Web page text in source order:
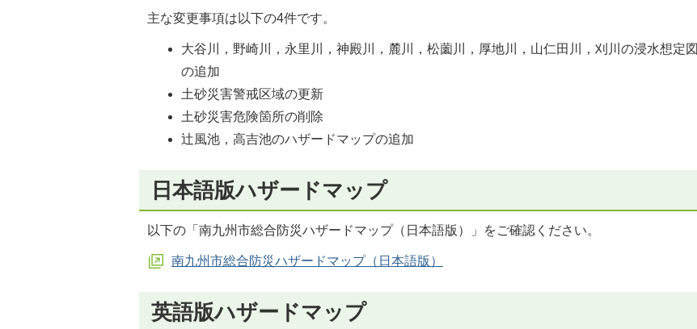
主な変更事項は以下の4件です。
大谷川，野崎川，永里川，神殿川，麓川，松薗川，厚地川，山仁田川，刈川の浸水想定図
の追加
土砂災害警戒区域の更新
土砂災害危険箇所の削除
辻風池，高吉池のハザードマップの追加
日本語版ハザードマップ
以下の「南九州市総合防災ハザードマップ（日本語版）」をご確認ください。
南九州市総合防災ハザードマップ（日本語版）
英語版ハザードマップ